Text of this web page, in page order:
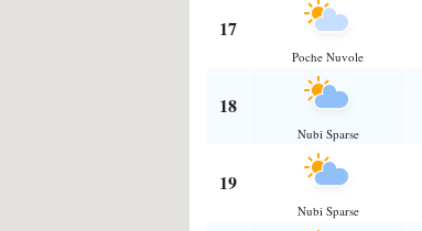
17
Poche Nuvole
18
Nubi Sparse
19
Nubi Sparse